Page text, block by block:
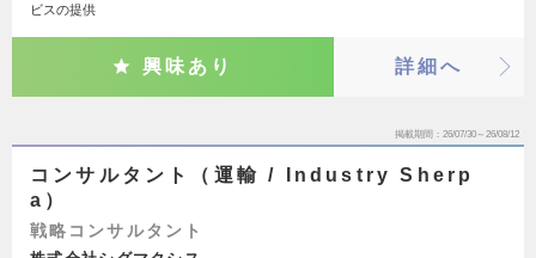
ビスの提供
興味あり 詳細へ
掲載期間 26/07/30～26/08/12
コンサルタント（運輸 / Industry Sherp
a）
戦略コンサルタント